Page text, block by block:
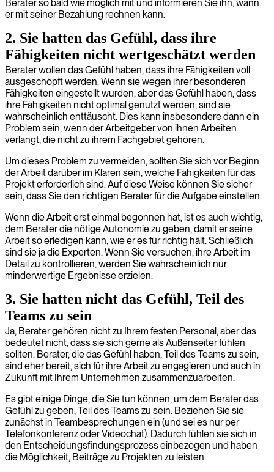
Berater so bald wie möglich mit und informieren Sie ihn, wann
er mit seiner Bezahlung rechnen kann.
2. Sie hatten das Gefühl, dass ihre
Fähigkeiten nicht wertgeschätzt werden
Berater wollen das Gefühl haben, dass ihre Fähigkeiten voll
ausgeschöpft werden. Wenn sie wegen ihrer besonderen
Fähigkeiten eingestellt wurden, aber das Gefühl haben, dass
ihre Fähigkeiten nicht optimal genutzt werden, sind sie
wahrscheinlich enttäuscht. Dies kann insbesondere dann ein
Problem sein, wenn der Arbeitgeber von ihnen Arbeiten
verlangt, die nicht zu ihrem Fachgebiet gehören.
Um dieses Problem zu vermeiden, sollten Sie sich vor Beginn
der Arbeit darüber im Klaren sein, welche Fähigkeiten für das
Projekt erforderlich sind. Auf diese Weise können Sie sicher
sein, dass Sie den richtigen Berater für die Aufgabe einstellen.
Wenn die Arbeit erst einmal begonnen hat, ist es auch wichtig,
dem Berater die nötige Autonomie zu geben, damit er seine
Arbeit so erledigen kann, wie er es für richtig hält. Schließlich
sind sie ja die Experten. Wenn Sie versuchen, ihre Arbeit im
Detail zu kontrollieren, werden Sie wahrscheinlich nur
minderwertige Ergebnisse erzielen.
3. Sie hatten nicht das Gefühl, Teil des
Teams zu sein
Ja, Berater gehören nicht zu Ihrem festen Personal, aber das
bedeutet nicht, dass sie sich gerne als Außenseiter fühlen
sollten. Berater, die das Gefühl haben, Teil des Teams zu sein,
sind eher bereit, sich für ihre Arbeit zu engagieren und auch in
Zukunft mit Ihrem Unternehmen zusammenzuarbeiten.
Es gibt einige Dinge, die Sie tun können, um dem Berater das
Gefühl zu geben, Teil des Teams zu sein. Beziehen Sie sie
zunächst in Teambesprechungen ein (und sei es nur per
Telefonkonferenz oder Videochat). Dadurch fühlen sie sich in
den Entscheidungsfindungsprozess einbezogen und haben
die Möglichkeit, Beiträge zu Projekten zu leisten.